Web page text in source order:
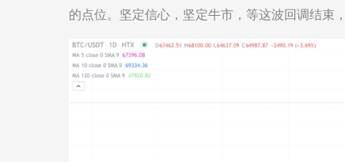
的点位。坚定信心，坚定牛市，等这波回调结束